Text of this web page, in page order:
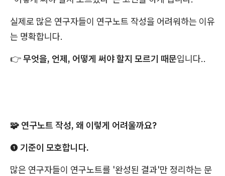
실제로 많은 연구자들이 연구노트 작성을 어려워하는 이유
는 명확합니다.
👉무엇을, 언제, 어떻게 써야 할지 모르기 때문입니다..
🧩 연구노트 작성, 왜 이렇게 어려울까요?
❶ 기준이 모호합니다.
많은 연구자들이 연구노트를 '완성된 결과'만 정리하는 문